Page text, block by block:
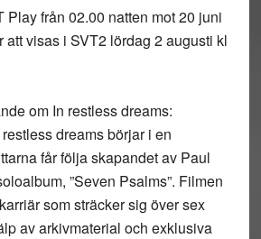
Play från 02.00 natten mot 20 juni
att visas i SVT2 lördag 2 augusti kl
om In restless dreams:
dreams börjar i en
får följa skapandet av Paul
”Seven Psalms”. Filmen
som sträcker sig över sex
av arkivmaterial och exklusiva